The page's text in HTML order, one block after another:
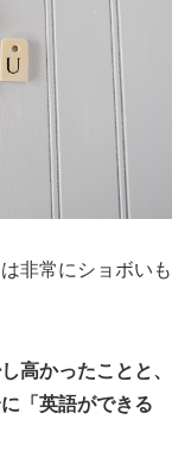
非常にショボいも
高かったことと、
「英語ができる